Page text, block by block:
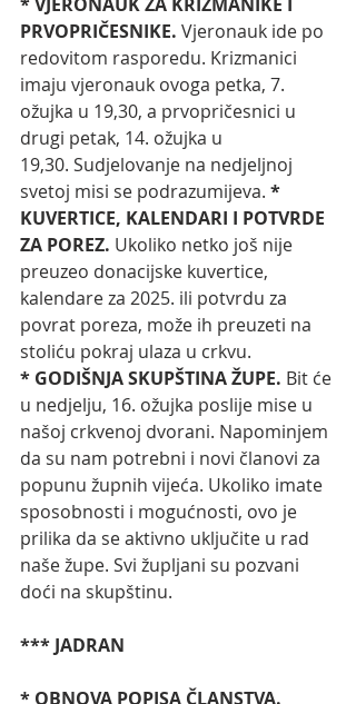
PRVOPRIČESNIKE. Vjeronauk ide po
redovitom rasporedu. Krizmanici
imaju vjeronauk ovoga petka, 7.
ožujka u 19,30, a prvopričesnici u
drugi petak, 14. ožujka u
19,30. Sudjelovanje na nedjeljnoj
svetoj misi se podrazumijeva. *
KUVERTICE, KALENDARI I POTVRDE
ZA POREZ. Ukoliko netko još nije
preuzeo donacijske kuvertice,
kalendare za 2025. ili potvrdu za
povrat poreza, može ih preuzeti na
stoliću pokraj ulaza u crkvu.
* GODIŠNJA SKUPŠTINA ŽUPE. Bit će
u nedjelju, 16. ožujka poslije mise u
našoj crkvenoj dvorani. Napominjem
da su nam potrebni i novi članovi za
popunu župnih vijeća. Ukoliko imate
sposobnosti i mogućnosti, ovo je
prilika da se aktivno uključite u rad
naše župe. Svi župljani su pozvani
doći na skupštinu.
*** JADRAN
* OBNOVA POPISA ČLANSTVA.